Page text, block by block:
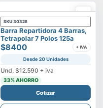
SKU 30328
Barra Repartidora 4 Barras,
Tetrapolar 7 Polos 125a
$8400 + IVA
Desde 20 Unidades
Und. $12.590 + iva
33% AHORRO
Cotizar